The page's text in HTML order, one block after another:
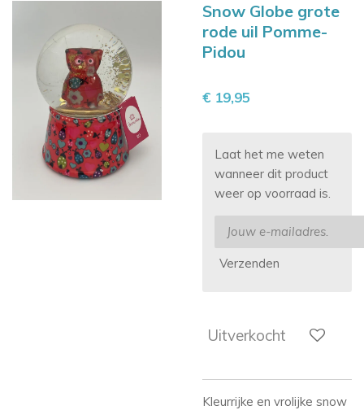
Snow Globe grote
rode uil Pomme-
Pidou
€ 19,95
Laat het me weten
wanneer dit product
weer op voorraad is.
Verzenden
Uitverkocht
Kleurrijke en vrolijke snow